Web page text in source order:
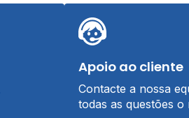
Apoio ao cliente
Contacte a nossa
todas as questões